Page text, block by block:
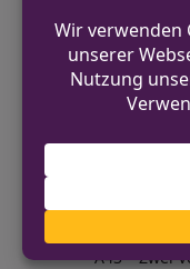
Polizei
05271-962-
Unfall mit
A43 – Zwei